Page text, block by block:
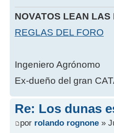
NOVATOS LEAN LAS
REGLAS DEL FORO
Ingeniero Agrónomo
Ex-dueño del gran
Re: Los dunas
por rolando rognone »